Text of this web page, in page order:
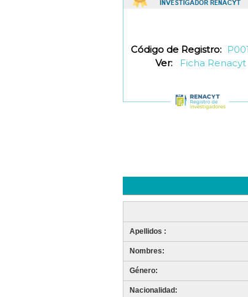
Código de Registro:
Ver:
Ficha Renacyt
Apellidos :
Nombres:
Género:
Nacionalidad: